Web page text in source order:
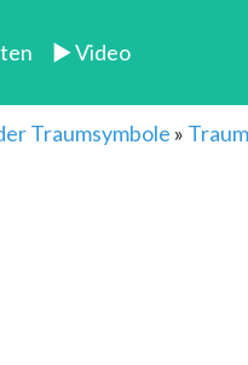
► Video
Traumsymbole »